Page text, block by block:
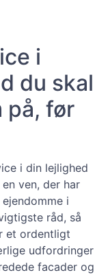
i
du skal
før
i din lejlighed
ven, der har
i
råd, så
et ordentligt
udfordringer
facader og